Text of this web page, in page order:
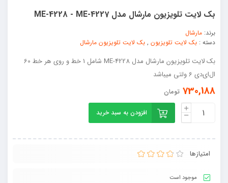
بک لایت تلویزیون مارشال مدل ME-4228 - ME-4227
برند: مارشال
دسته : بک لایت تلویزیون , بک لایت تلویزیون مارشال
بک لایت تلویزیون مارشال مدل ME-4228 شامل 1 خط و روی هر خط 60
ال‌ای‌دی 6 ولتی میباشد
730,188 تومان
افزودن به سبد خرید
امتیازها
موجود است